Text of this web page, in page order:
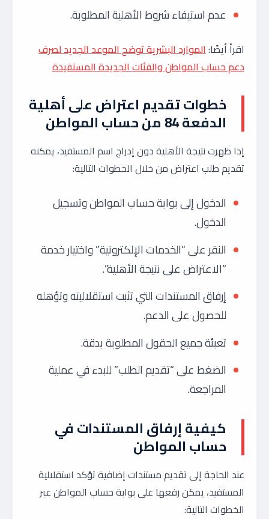
عدم استيفاء شروط الأهلية المطلوبة.
اقرأ أيضًا:الموارد البشرية توضح الموعد الجديد لصرف
دعم حساب المواطن والفئات الجديدة المستفيدة
خطوات تقديم اعتراض على أهلية
الدفعة 84 من حساب المواطن
إذا ظهرت نتيجة الأهلية دون إدراج اسم المستفيد، يمكنه
تقديم طلب اعتراض من خلال الخطوات التالية:
الدخول إلى بوابة حساب المواطن وتسجيل
الدخول.
النقر على “الخدمات الإلكترونية” واختيار خدمة
“الاعتراض على نتيجة الأهلية”.
إرفاق المستندات التي تثبت استقلاليته وتؤهله
للحصول على الدعم.
تعبئة جميع الحقول المطلوبة بدقة.
الضغط على “تقديم الطلب” للبدء في عملية
المراجعة.
كيفية إرفاق المستندات في
حساب المواطن
عند الحاجة إلى تقديم مستندات إضافية تؤكد استقلالية
المستفيد، يمكن رفعها على بوابة حساب المواطن عبر
الخطوات التالية: